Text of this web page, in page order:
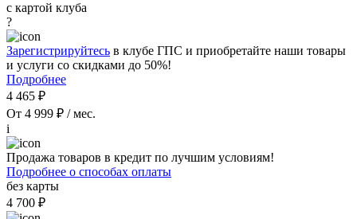
с картой клуба
?
Зарегистрируйтесь в клубе ГПС и приобретайте наши товары
и услуги со скидками до 50%!
Подробнее
4 465 ₽
От 4 999 ₽ / мес.
i
Продажа товаров в кредит по лучшим условиям!
Подробнее о способах оплаты
без карты
4 700 ₽